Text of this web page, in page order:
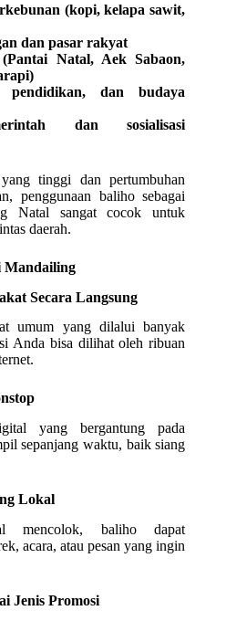
(kopi, kelapa sawit,
dan pasar rakyat
Natal, Aek Sabaon,
pendidikan, dan budaya
dan sosialisasi
tinggi dan pertumbuhan
penggunaan baliho sebagai
Natal sangat cocok untuk
daerah.
Mandailing
Secara Langsung
umum yang dilalui banyak
Anda bisa dilihat oleh ribuan
yang bergantung pada
sepanjang waktu, baik siang
Lokal
mencolok, baliho dapat
acara, atau pesan yang ingin
Jenis Promosi